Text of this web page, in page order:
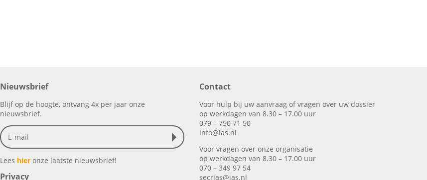
Nieuwsbrief
Blijf op de hoogte, ontvang 4x per jaar onze
nieuwsbrief.
Lees hier onze laatste nieuwsbrief!
Privacy
Contact
Voor hulp bij uw aanvraag of vragen over uw dossier
op werkdagen van 8.30 – 17.00 uur
079 – 750 71 50
info@ias.nl
Voor vragen over onze organisatie
op werkdagen van 8.30 – 17.00 uur
070 – 349 97 54
secrias@ias.nl